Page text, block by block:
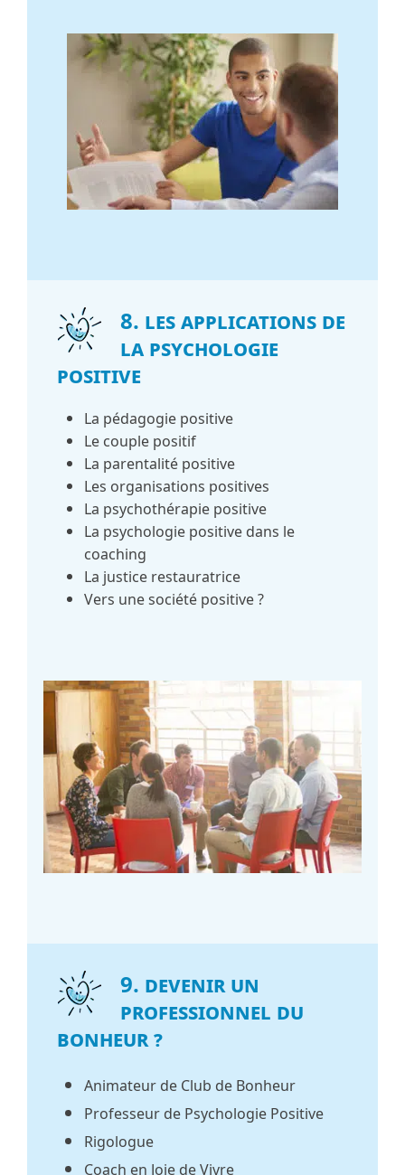
8. Les applications de
la psychologie
positive
La pédagogie positive
Le couple positif
La parentalité positive
Les organisations positives
La psychothérapie positive
La psychologie positive dans le
coaching
La justice restauratrice
Vers une société positive ?
9. Devenir un
professionnel du
bonheur ?
Animateur de Club de Bonheur
Professeur de Psychologie Positive
Rigologue
Coach en Joie de Vivre